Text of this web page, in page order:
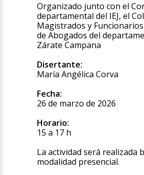
Organizado junto con el
departamental del IEJ, el
Magistrados y
de Abogados del
Zárate Campana
Disertante:
María Angélica Corva
Fecha:
26 de marzo de 2026
Horario:
15 a 17 h
La actividad será realizada
modalidad presencial.